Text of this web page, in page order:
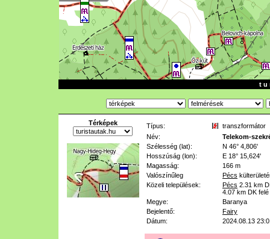
t u
Térképek Típus:
transzformátor
Név:
Telekom-
Szélesség (lat):
N 46° 4,806'
Hosszúság (lon):
E 18° 15,624'
Magasság:
166 m
Valószínűleg
Pécs
Közeli települések:
Pécs 2.31 km
4.07 km DK felé
Megye:
Baranya
Bejelentő:
Fairy
Dátum:
2024.08.13